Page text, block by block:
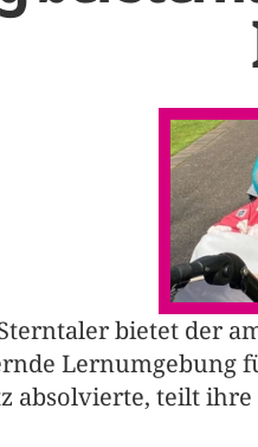
bietet der
Lernumgebung
absolvierte, teilt